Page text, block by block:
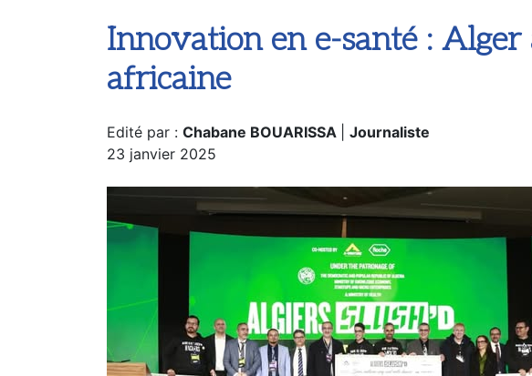
Innovation en e-santé : Alger
africaine
Edité par : Chabane BOUARISSA
Journaliste
23 janvier 2025